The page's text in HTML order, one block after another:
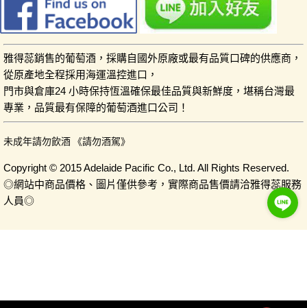
雅得蕊銷售的葡萄酒，採購自國外原廠或最有品質口碑的供應商，
從原產地全程採用海運溫控進口，
門市與倉庫24 小時保持恆溫確保最佳品質與新鮮度，堪稱台灣最
專業，品質最有保障的葡萄酒進口公司！
未成年請勿飲酒 《請勿酒駕》
Copyright © 2015 Adelaide Pacific Co., Ltd. All Rights Reserved.
◎網站中商品價格、圖片僅供參考，實際商品售價請洽雅得蕊服務
人員◎